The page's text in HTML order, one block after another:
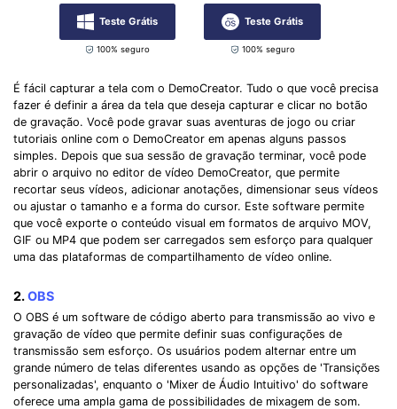
Teste Grátis
100% seguro
Teste Grátis
100% seguro
É fácil capturar a tela com o DemoCreator. Tudo o que você precisa
fazer é definir a área da tela que deseja capturar e clicar no botão
de gravação. Você pode gravar suas aventuras de jogo ou criar
tutoriais online com o DemoCreator em apenas alguns passos
simples. Depois que sua sessão de gravação terminar, você pode
abrir o arquivo no editor de vídeo DemoCreator, que permite
recortar seus vídeos, adicionar anotações, dimensionar seus vídeos
ou ajustar o tamanho e a forma do cursor. Este software permite
que você exporte o conteúdo visual em formatos de arquivo MOV,
GIF ou MP4 que podem ser carregados sem esforço para qualquer
uma das plataformas de compartilhamento de vídeo online.
2.OBS
O OBS é um software de código aberto para transmissão ao vivo e
gravação de vídeo que permite definir suas configurações de
transmissão sem esforço. Os usuários podem alternar entre um
grande número de telas diferentes usando as opções de 'Transições
personalizadas', enquanto o 'Mixer de Áudio Intuitivo' do software
oferece uma ampla gama de possibilidades de mixagem de som.